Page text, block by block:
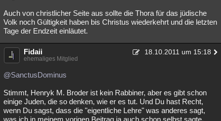
Auch von christlicher Seite aus sollte die Thora für das jüdische
Volk noch Gültigkeit haben bis Christus wiederkehrt und die letzten
Tage der Endzeit einläutet.
Fidaii 18.10.2011 um 15:18
ehemaliges Mitglied
@SanctusDominus
Stimmt, Henryk M. Broder ist kein Rabbiner, aber es gibt schon
einige Juden, die so denken, wie er es tut. Und Du hast Recht,
wenn Du sagst, dass die "eigentliche Lehre" was anderes sagt,
was ich in meinem vorigen Beitrag ja auch schon selbst sagte.